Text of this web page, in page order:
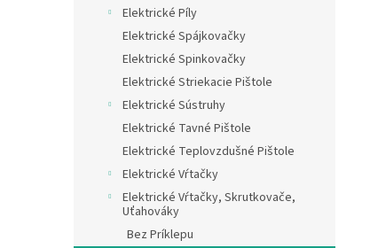
Elektrické Píly
Elektrické Spájkovačky
Elektrické Spinkovačky
Elektrické Striekacie Pištole
Elektrické Sústruhy
Elektrické Tavné Pištole
Elektrické Teplovzdušné Pištole
Elektrické Vŕtačky
Elektrické Vŕtačky, Skrutkovače,
Uťahováky
Bez Príklepu